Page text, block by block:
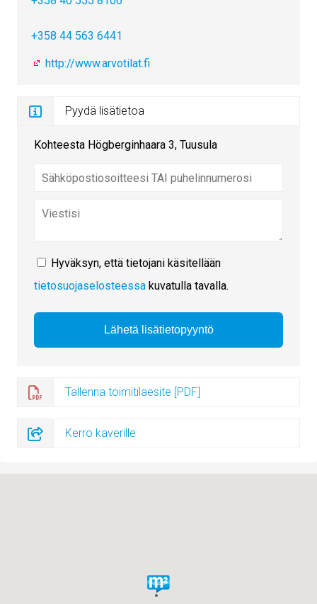
+358 44 563 6441
http://www.arvotilat.fi
Pyydä lisätietoa
Kohteesta Högberginhaara 3, Tuusula
Hyväksyn, että tietojani käsitellään
tietosuojaselosteessa kuvatulla tavalla.
Tallenna toimitilaesite [PDF]
Kerro kaverille